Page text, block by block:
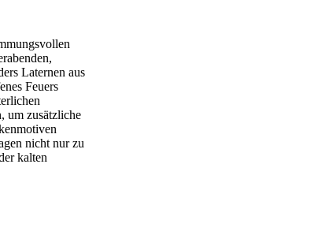
Laternen aus
Feuers
um zusätzliche
nicht nur zu
kalten